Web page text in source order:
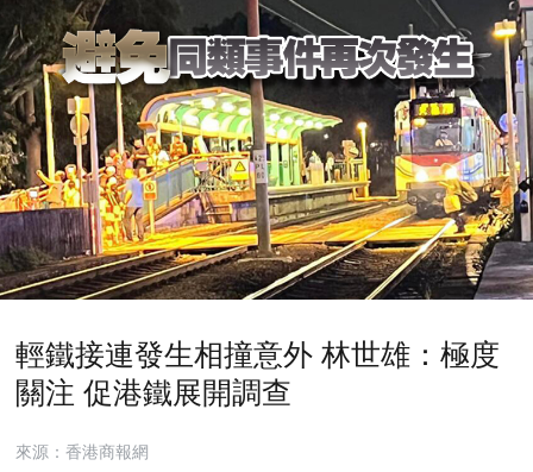
輕鐵接連發生相撞意外 林世雄：極度
關注 促港鐵展開調查
來源：香港商報網